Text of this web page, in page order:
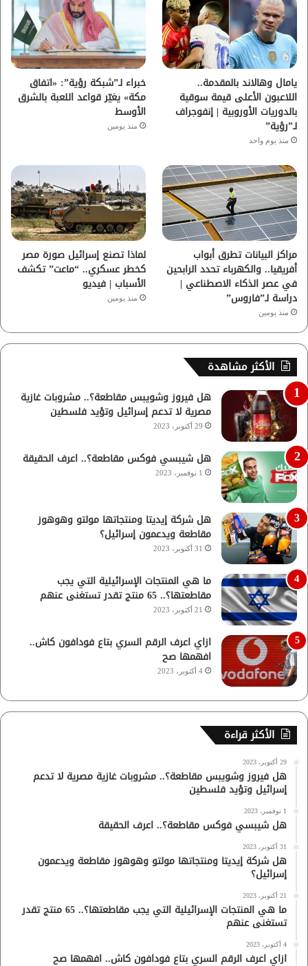
و
ك
ب
ق
ر
ا
م
يامال وهالاند بالمقدمة..
اللاعبون الأعلى قيمة سوقية
بالدوريات الأوروبية | إنفوجراف
لـ”رؤية”
منذ يوم واحد
خبراء لـ”شبكة رؤية”: «اتفاق
مكة» يغيّر قواعد اللعبة بالشرق
الأوسط
منذ يومين
مراكز البيانات تطرق أبواب
أفريقيا.. والكهرباء تحدد الرابحين
في عصر الذكاء الاصطناعي |
دراسة لـ”فاروس”
منذ يومين
لماذا تصنع إسرائيل صورة مصر
كخطر عسكري.. “ماعت” تكشف
الأسباب | فيديو
منذ يومين
الأكثر مشاهدة
هل فيروز وشويبس مقاطعة؟.. مشروبات غازية
مصرية لا تدعم إسرائيل وتؤيد فلسطين
29 أكتوبر، 2023
هل شيبسي فوكس مقاطعة؟.. اعرف الحقيقة
1 نوفمبر، 2023
هل شركة إيديتا ومنتجاتها مولتو وهوهوز
مقاطعة ويدعمون إسرائيل؟
31 أكتوبر، 2023
ما هي المنتجات الإسرائيلية التي يجب
مقاطعتها؟.. 65 منتج تقدر تستغنى عنهم
21 أكتوبر، 2023
ازاي اعرف الرقم السري بتاع فودافون كاش..
افهمها صح
4 أكتوبر، 2023
الأكثر قراءة
29 أكتوبر، 2023
هل فيروز وشويبس مقاطعة؟.. مشروبات غازية مصرية لا تدعم
إسرائيل وتؤيد فلسطين
1 نوفمبر، 2023
هل شيبسي فوكس مقاطعة؟.. اعرف الحقيقة
31 أكتوبر، 2023
هل شركة إيديتا ومنتجاتها مولتو وهوهوز مقاطعة ويدعمون
إسرائيل؟
21 أكتوبر، 2023
ما هي المنتجات الإسرائيلية التي يجب مقاطعتها؟.. 65 منتج تقدر
تستغنى عنهم
4 أكتوبر، 2023
ازاي اعرف الرقم السري بتاع فودافون كاش.. افهمها صح